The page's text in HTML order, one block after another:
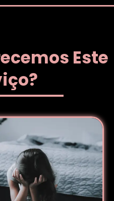
Este